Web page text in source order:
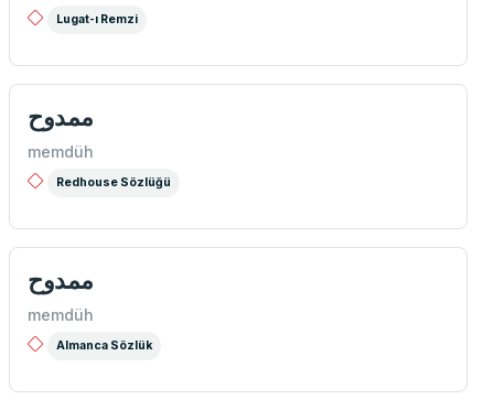
Lugat-ı Remzi
ممدوح
memdüh
Redhouse Sözlüğü
ممدوح
memdüh
Almanca Sözlük